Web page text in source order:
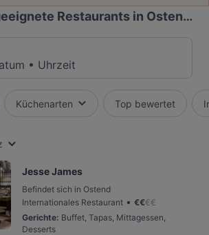
Restaurants in Ostend, Frankfurt
• Uhrzeit
Küchenarten Top bewertet
Jesse James
Befindet sich in Ostend
Internationales Restaurant • €€€€
Gerichte: Buffet, Tapas, Mittagessen,
Desserts